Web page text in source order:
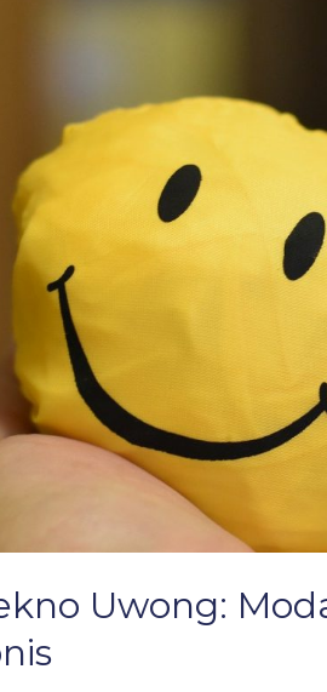
Uwong: